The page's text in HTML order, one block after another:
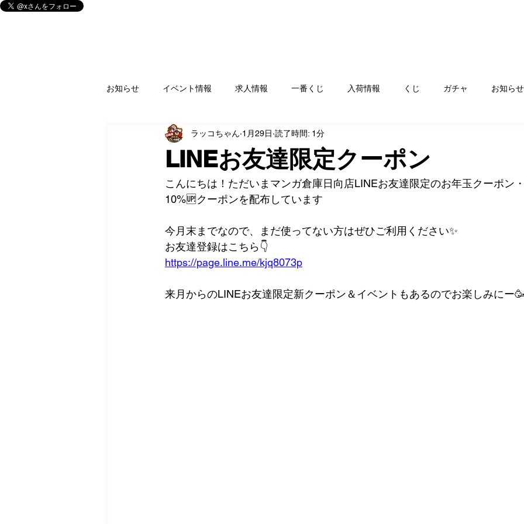
お知らせ イベント情報 求人情報 一番くじ 入荷情報 くじ ガチャ お知らせ
買取情報 ゲームソフト ゲームハード
楽器 CD/DVD/Blu-ray 服飾品 ぬりえ 青空市 絵本 雑貨、食器
フィギュア アミューズ
LINEお友達限定クーポン
ラッコちゃん 1月29日 読了時間: 1分
こんにちは！ただいまマンガ倉庫日向店LINEお友達限定のお年玉クーポン
10%🆙クーポンを配布しています
今月末までなので、まだ使ってない方はぜひご利用ください✨
お友達登録はこちら👇️
https://page.line.me/kjq8073p
来月からのLINEお友達限定新クーポン＆イベントもあるのでお楽しみにー